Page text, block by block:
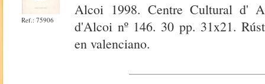
Ref.: 75906
Alcoi 1998. Centre Cultural d'
d'Alcoi nº 146. 30 pp. 31x21.
en valenciano.